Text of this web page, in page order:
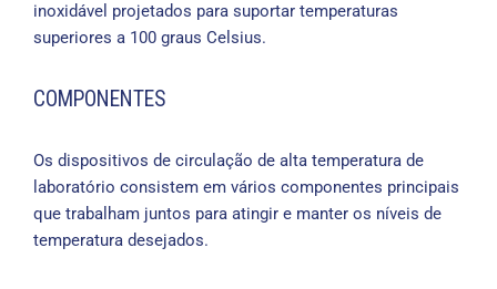
inoxidável projetados para suportar temperaturas
superiores a 100 graus Celsius.
COMPONENTES
Os dispositivos de circulação de alta temperatura de
laboratório consistem em vários componentes principais
que trabalham juntos para atingir e manter os níveis de
temperatura desejados.